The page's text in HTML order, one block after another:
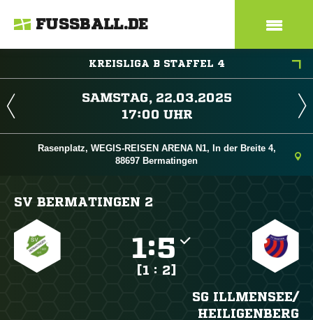
FUSSBALL.DE
KREISLIGA B STAFFEL 4
 
 
Rasenplatz, WEGIS-REISEN ARENA N1, In der Breite 4,
88697 Bermatingen
SV BERMATINGEN 2
:
[1 : 2]
SG ILLMENSEE/​
HEILIGENBERG